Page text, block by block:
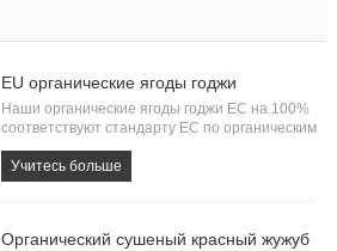
ЕU органические ягоды годжи
Наши органические ягоды годжи ЕС на 100%
соответствуют стандарту ЕС по органическим
продуктам и имеют сертификат органического
происхождения KIWA BCS. Каждая партия
органического годжи должна пройти тест на
Учитесь больше
Органический сушеный красный жужуб